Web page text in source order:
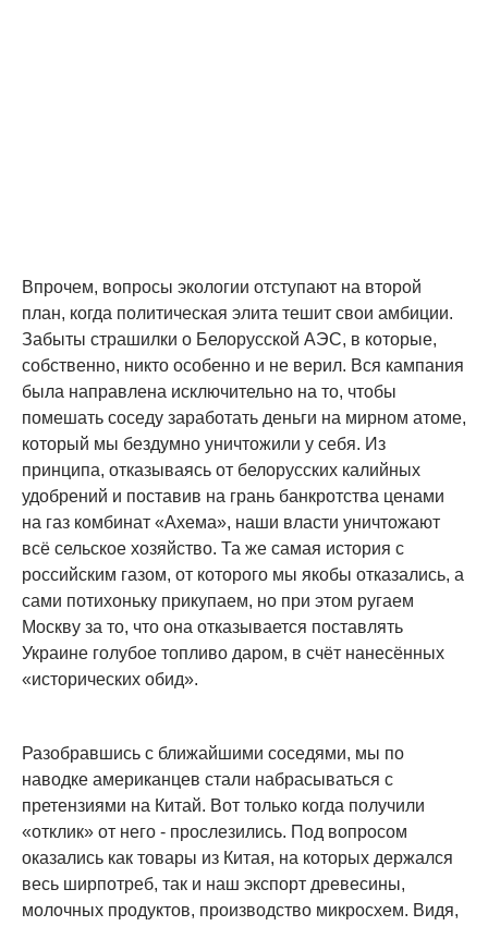
Впрочем, вопросы экологии отступают на второй
план, когда политическая элита тешит свои амбиции.
Забыты страшилки о Белорусской АЭС, в которые,
собственно, никто особенно и не верил. Вся кампания
была направлена исключительно на то, чтобы
помешать соседу заработать деньги на мирном атоме,
который мы бездумно уничтожили у себя. Из
принципа, отказываясь от белорусских калийных
удобрений и поставив на грань банкротства ценами
на газ комбинат «Ахема», наши власти уничтожают
всё сельское хозяйство. Та же самая история с
российским газом, от которого мы якобы отказались, а
сами потихоньку прикупаем, но при этом ругаем
Москву за то, что она отказывается поставлять
Украине голубое топливо даром, в счёт нанесённых
«исторических обид».
Разобравшись с ближайшими соседями, мы по
наводке американцев стали набрасываться с
претензиями на Китай. Вот только когда получили
«отклик» от него - прослезились. Под вопросом
оказались как товары из Китая, на которых держался
весь ширпотреб, так и наш экспорт древесины,
молочных продуктов, производство микросхем. Видя,